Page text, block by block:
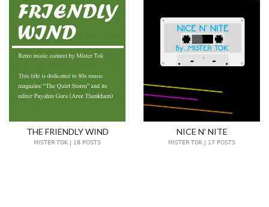
THE FRIENDLY WIND
MISTER TOK | 18 POSTS
NICE N' NITE
MISTER TOK | 17 POSTS